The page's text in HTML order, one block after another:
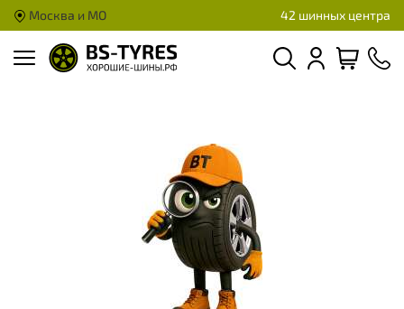
Москва и МО 42 шинных центра